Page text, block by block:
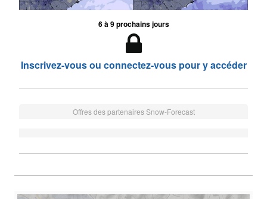
6 à 9 prochains jours
Inscrivez-vous ou connectez-vous pour y accéder
Offres des partenaires Snow-Forecast